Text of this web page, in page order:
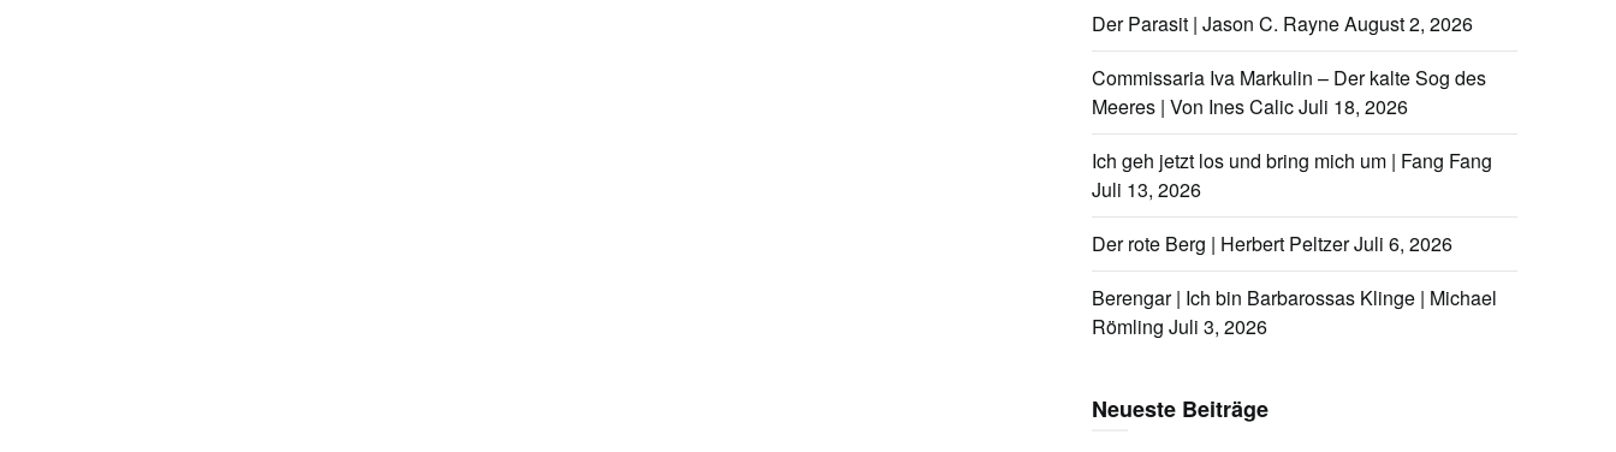
Der Parasit | Jason C. RayneAugust 2, 2026
Commissaria Iva Markulin – Der kalte Sog des
Meeres | Von Ines CalicJuli 18, 2026
Ich geh jetzt los und bring mich um | Fang Fang
Juli 13, 2026
Der rote Berg | Herbert PeltzerJuli 6, 2026
Berengar | Ich bin Barbarossas Klinge | Michael
Römling Juli 3, 2026
Neueste Beiträge